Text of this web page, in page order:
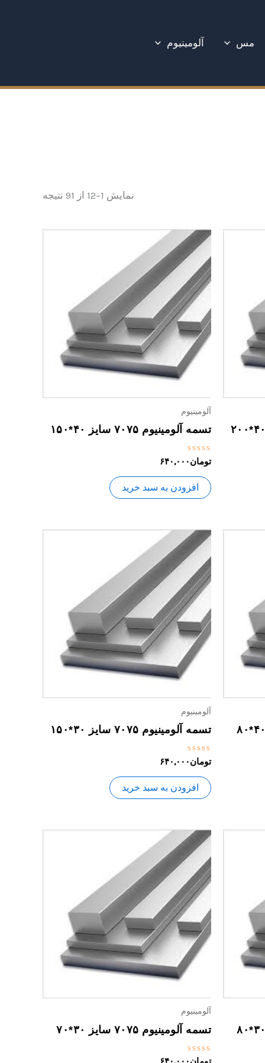
مس آلومینیوم
نمایش 1–12 از 91 نتیجه
آلومینیوم
تسمه آلومینیوم ۷۰۷۵ سایز ۴۰*۱۵۰
نمره
0
از
5
تومان۶۴۰,۰۰۰
افزودن به سبد خرید
آلومینیوم
تسمه آلومینیوم ۷۰۷۵ سایز ۳۰*۱۵۰
نمره
0
از
5
تومان۶۴۰,۰۰۰
افزودن به سبد خرید
آلومینیوم
تسمه آلومینیوم ۷۰۷۵ سایز ۳۰*۷۰
نمره